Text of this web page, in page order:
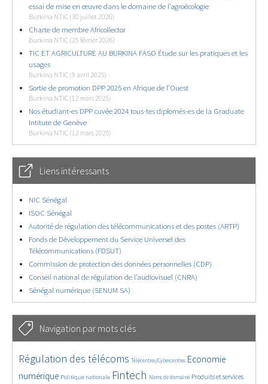
essai de mise en œuvre dans le domaine de l’agroécologie
Burkina NTIC (30 juillet 2026)
Charte de membre Africollector
Burkina NTIC (25 février 2026)
TIC ET AGRICULTURE AU BURKINA FASO Étude sur les pratiques et les
usages
Burkina NTIC (9 avril 2025)
Sortie de promotion DPP 2025 en Afrique de l’Ouest
Burkina NTIC (12 mars 2025)
Nos étudiant-es DPP cuvée 2024 tous-tes diplomés-es de la Graduate
Intitute de Genève
Burkina NTIC (12 mars 2025)
Liens intéressants
NIC Sénégal
ISOC Sénégal
Autorité de régulation des télécommunications et des postes (ARTP)
Fonds de Développement du Service Universel des
Télécommunications (FDSUT)
Commission de protection des données personnelles (CDP)
Conseil national de régulation de l’audiovisuel (CNRA)
Sénégal numérique (SENUM SA)
Navigation par mots clés
4649/5788
Régulation des télécoms
402/5788 Télécentres/Cybercentres
3696/5788
Economie
numérique
1906/5788 Politique nationale
5325/5788 Fintech
699/5788 Noms de domaine
2386/5788 Produits et services
1557/5788